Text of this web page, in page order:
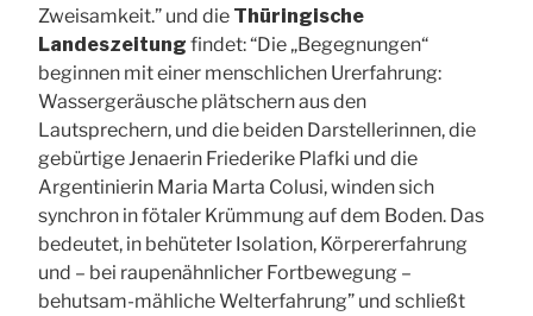
Zweisamkeit.” und die Thüringische
Landeszeitung findet: “Die „Begegnungen“
beginnen mit einer menschlichen Urerfahrung:
Wassergeräusche plätschern aus den
Lautsprechern, und die beiden Darstellerinnen, die
gebürtige Jenaerin Friederike Plafki und die
Argentinierin Maria Marta Colusi, winden sich
synchron in fötaler Krümmung auf dem Boden. Das
bedeutet, in behüteter Isolation, Körpererfahrung
und – bei raupenähnlicher Fortbewegung –
behutsam-mähliche Welterfahrung” und schließt